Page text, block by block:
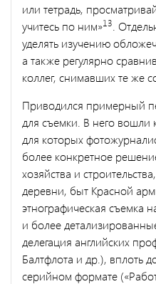
или тетрадь,
учитесь по ним»13 .
уделять изучению
а также регулярно
коллег, снимавших те же
Приводился примерный
для съемки. В него вошли
для которых
более конкретное
хозяйства и
деревни, быт Красной
этнографическая съемка
и более
делегация английских
Балтфлота и др.), вплоть
серийном формате